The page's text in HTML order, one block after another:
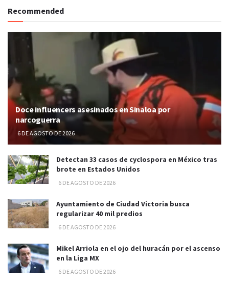
Recommended
Doce influencers asesinados en Sinaloa por
narcoguerra
6 DE AGOSTO DE 2026
Detectan 33 casos de cyclospora en México tras
brote en Estados Unidos
6 DE AGOSTO DE 2026
Ayuntamiento de Ciudad Victoria busca
regularizar 40 mil predios
6 DE AGOSTO DE 2026
Mikel Arriola en el ojo del huracán por el ascenso
en la Liga MX
6 DE AGOSTO DE 2026